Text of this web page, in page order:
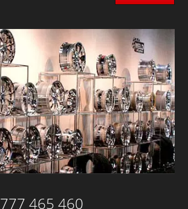
777 465 460